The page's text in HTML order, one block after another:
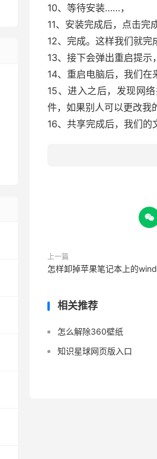
10、等待安装……，
11、安装完成后，点击完
12、完成。这样我们就完
13、接下会弹出重启提示
14、重启电脑后，我们
15、进入之后，发现网
件，如果别人可以更改我
16、共享完成后，我们的

上一篇
怎样卸掉苹果笔记本上的
相关推荐
怎么解除360壁纸
知识星球网页版入口